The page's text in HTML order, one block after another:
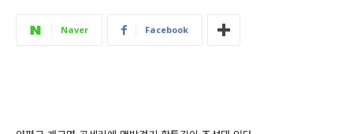
Naver Facebook